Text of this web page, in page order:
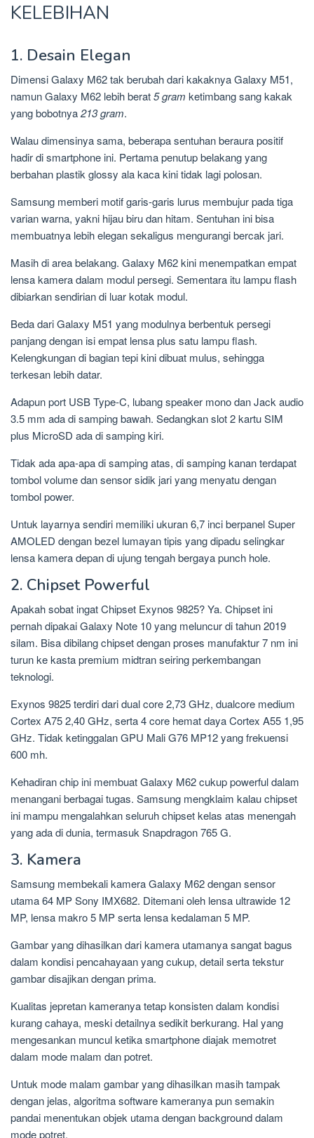
KELEBIHAN
1. Desain Elegan
Dimensi Galaxy M62 tak berubah dari kakaknya Galaxy M51,
namun Galaxy M62 lebih berat5 gram ketimbang sang kakak
yang bobotnya213 gram.
Walau dimensinya sama, beberapa sentuhan beraura positif
hadir di smartphone ini. Pertama penutup belakang yang
berbahan plastik glossy ala kaca kini tidak lagi polosan.
Samsung memberi motif garis-garis lurus membujur pada tiga
varian warna, yakni hijau biru dan hitam. Sentuhan ini bisa
membuatnya lebih elegan sekaligus mengurangi bercak jari.
Masih di area belakang. Galaxy M62 kini menempatkan empat
lensa kamera dalam modul persegi. Sementara itu lampu flash
dibiarkan sendirian di luar kotak modul.
Beda dari Galaxy M51 yang modulnya berbentuk persegi
panjang dengan isi empat lensa plus satu lampu flash.
Kelengkungan di bagian tepi kini dibuat mulus, sehingga
terkesan lebih datar.
Adapun port USB Type-C, lubang speaker mono dan Jack audio
3.5 mm ada di samping bawah. Sedangkan slot 2 kartu SIM
plus MicroSD ada di samping kiri.
Tidak ada apa-apa di samping atas, di samping kanan terdapat
tombol volume dan sensor sidik jari yang menyatu dengan
tombol power.
Untuk layarnya sendiri memiliki ukuran 6,7 inci berpanel Super
AMOLED dengan bezel lumayan tipis yang dipadu selingkar
lensa kamera depan di ujung tengah bergaya punch hole.
2. Chipset Powerful
Apakah sobat ingat Chipset Exynos 9825? Ya. Chipset ini
pernah dipakai Galaxy Note 10 yang meluncur di tahun 2019
silam. Bisa dibilang chipset dengan proses manufaktur 7 nm ini
turun ke kasta premium midtran seiring perkembangan
teknologi.
Exynos 9825 terdiri dari dual core 2,73 GHz, dualcore medium
Cortex A75 2,40 GHz, serta 4 core hemat daya Cortex A55 1,95
GHz. Tidak ketinggalan GPU Mali G76 MP12 yang frekuensi
600 mh.
Kehadiran chip ini membuat Galaxy M62 cukup powerful dalam
menangani berbagai tugas. Samsung mengklaim kalau chipset
ini mampu mengalahkan seluruh chipset kelas atas menengah
yang ada di dunia, termasuk Snapdragon 765 G.
3. Kamera
Samsung membekali kamera Galaxy M62 dengan sensor
utama 64 MP Sony IMX682. Ditemani oleh lensa ultrawide 12
MP, lensa makro 5 MP serta lensa kedalaman 5 MP.
Gambar yang dihasilkan dari kamera utamanya sangat bagus
dalam kondisi pencahayaan yang cukup, detail serta tekstur
gambar disajikan dengan prima.
Kualitas jepretan kameranya tetap konsisten dalam kondisi
kurang cahaya, meski detailnya sedikit berkurang. Hal yang
mengesankan muncul ketika smartphone diajak memotret
dalam mode malam dan potret.
Untuk mode malam gambar yang dihasilkan masih tampak
dengan jelas, algoritma software kameranya pun semakin
pandai menentukan objek utama dengan background dalam
mode potret.